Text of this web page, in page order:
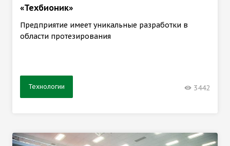
«Техбионик»
Предприятие имеет уникальные разработки в
области протезирования
Технологии 3442